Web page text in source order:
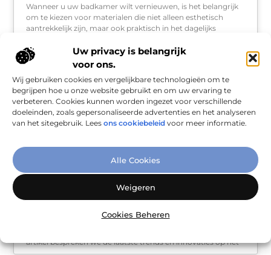
Uw privacy is belangrijk
voor ons.
Wij gebruiken cookies en vergelijkbare technologieën om te
begrijpen hoe u onze website gebruikt en om uw ervaring te
verbeteren. Cookies kunnen worden ingezet voor verschillende
doeleinden, zoals gepersonaliseerde advertenties en het analyseren
van het sitegebruik. Lees ons cookiebeleid voor meer informatie.
Alle Cookies
Weigeren
Cookies Beheren
Wanneer u uw badkamer wilt vernieuwen, is het belangrijk
om te kiezen voor materialen die niet alleen esthetisch
aantrekkelijk zijn, maar ook praktisch in het dagelijks
WONING EN TUIN
Bent u op zoek naar de nieuwste vloeren Harderwijk te
artikel bespreken we de laatste trends en innovaties op het